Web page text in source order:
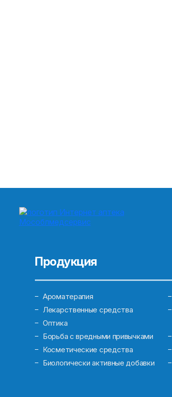
Продукция
Ароматерапия
Лекарственные средства
Оптика
Борьба с вредными привычками
Косметические средства
Биологически активные добавки